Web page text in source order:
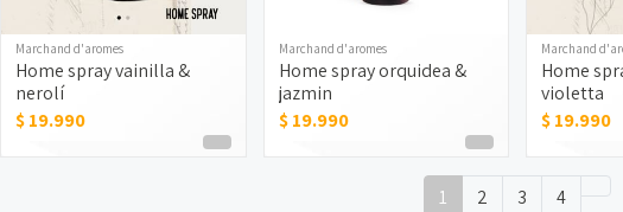
Marchand d'aromes
Home spray vainilla &
nerolí
$ 19.990
Marchand d'aromes
Home spray orquidea &
jazmin
$ 19.990
Marchand
Home
violetta
$ 19.990
1 2 3 4